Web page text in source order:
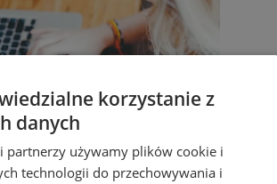
na własną firmę w
PUP rusza z naborem
korzystanie z
danych
partnerzy używamy plików cookie i
technologii do przechowywania i